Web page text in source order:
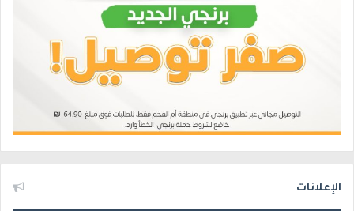
الإعلانات